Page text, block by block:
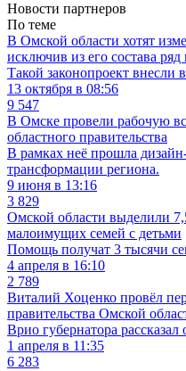
Новости партнеров
По теме
В Омской области хотят
исключив из его состава
Такой законопроект внесли
13 октября в 08:56
9 547
В Омске провели рабочую
областного правительства
В рамках неё прошла
трансформации региона.
9 июня в 13:16
3 829
Омской области выделили
малоимущих семей с детьми
Помощь получат 3 тысячи
4 апреля в 16:10
2 789
Виталий Хоценко провёл
правительства Омской
Врио губернатора
1 апреля в 11:35
6 283